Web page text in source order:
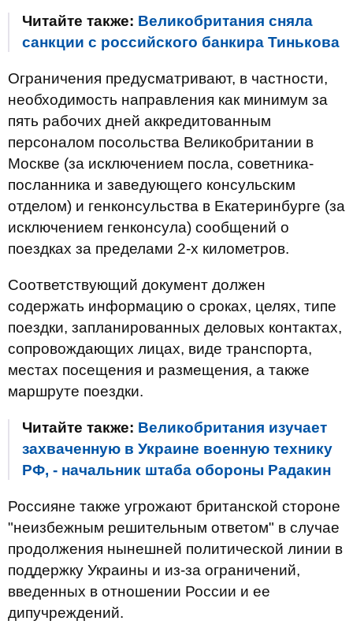
Читайте также: Великобритания сняла
санкции с российского банкира Тинькова
Ограничения предусматривают, в частности,
необходимость направления как минимум за
пять рабочих дней аккредитованным
персоналом посольства Великобритании в
Москве (за исключением посла, советника-
посланника и заведующего консульским
отделом) и генконсульства в Екатеринбурге (за
исключением генконсула) сообщений о
поездках за пределами 2-х километров.
Соответствующий документ должен
содержать информацию о сроках, целях, типе
поездки, запланированных деловых контактах,
сопровождающих лицах, виде транспорта,
местах посещения и размещения, а также
маршруте поездки.
Читайте также: Великобритания изучает
захваченную в Украине военную технику
РФ, - начальник штаба обороны Радакин
Россияне также угрожают британской стороне
"неизбежным решительным ответом" в случае
продолжения нынешней политической линии в
поддержку Украины и из-за ограничений,
введенных в отношении России и ее
дипучреждений.